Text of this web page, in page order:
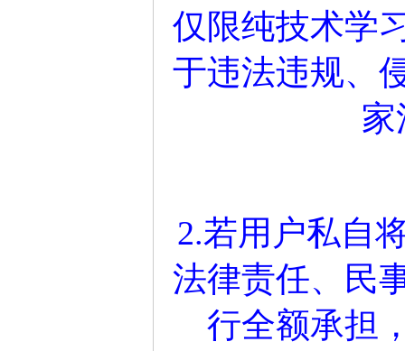
仅限纯技术学
于违法违规、
2.若用户私自
法律责任、民
行全额承担